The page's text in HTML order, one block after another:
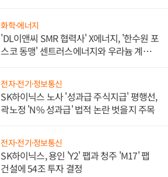
화학·에너지
'DL이앤씨 SMR 협력사' X에너지, '한수원 포
스코 동맹' 센트러스에너지와 우라늄 계약
전자·전기·정보통신
SK하이닉스 노사 '성과급 주식지급' 평행선,
곽노정 'N% 성과급' 법적 논란 벗을지 주목
전자·전기·정보통신
SK하이닉스, 용인 'Y2' 팹과 청주 'M17' 팹
건설에 54조 투자 결정